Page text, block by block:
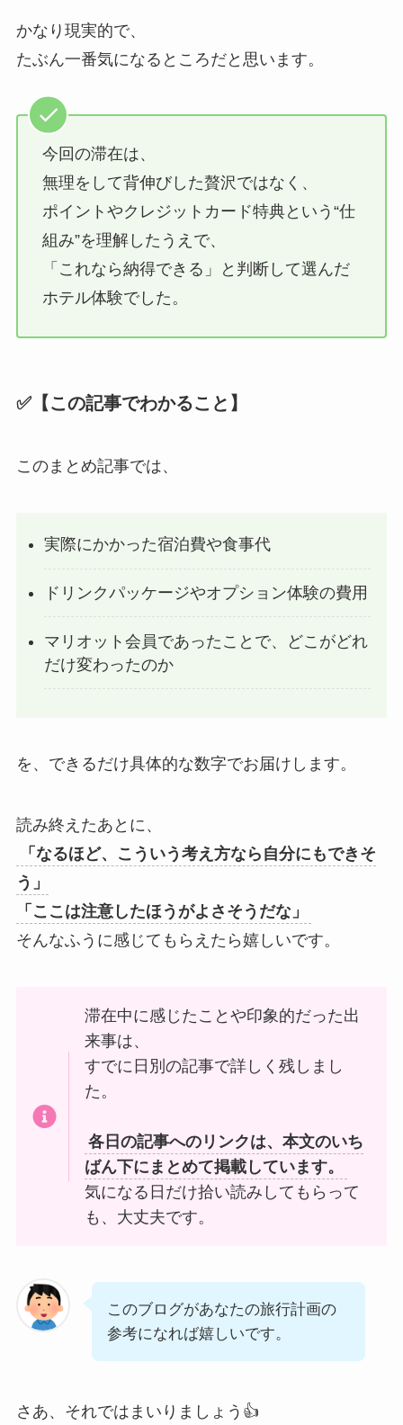
かなり現実的で、
たぶん一番気になるところだと思います。
今回の滞在は、
無理をして背伸びした贅沢ではなく、
ポイントやクレジットカード特典という“仕
組み”を理解したうえで、
「これなら納得できる」と判断して選んだ
ホテル体験でした。
✅【この記事でわかること】
このまとめ記事では、
実際にかかった宿泊費や食事代
ドリンクパッケージやオプション体験の費用
マリオット会員であったことで、どこがどれ
だけ変わったのか
を、できるだけ具体的な数字でお届けします。
読み終えたあとに、
「なるほど、こういう考え方なら自分にもできそ
う」
「ここは注意したほうがよさそうだな」
そんなふうに感じてもらえたら嬉しいです。
滞在中に感じたことや印象的だった出
来事は、
すでに日別の記事で詳しく残しまし
た。
各日の記事へのリンクは、本文のいち
ばん下にまとめて掲載しています。
気になる日だけ拾い読みしてもらって
も、大丈夫です。
このブログがあなたの旅行計画の
参考になれば嬉しいです。
さあ、それではまいりましょう👍